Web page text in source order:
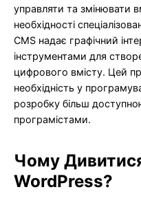
управляти та змінювати
необхідності
CMS надає графічний
інструментами для
цифрового вмісту. Цей
необхідність у
розробку більш
програмістами.
Чому
WordPress?